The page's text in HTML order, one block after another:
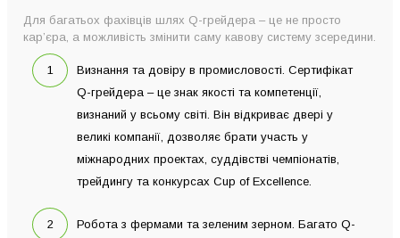
Для багатьох фахівців шлях Q-грейдера – це не просто
кар’єра, а можливість змінити саму кавову систему зсередини.
Визнання та довіру в промисловості. Сертифікат
Q-грейдера – це знак якості та компетенції,
визнаний у всьому світі. Він відкриває двері у
великі компанії, дозволяє брати участь у
міжнародних проектах, суддівстві чемпіонатів,
трейдингу та конкурсах Cup of Excellence.
Робота з фермами та зеленим зерном. Багато Q-